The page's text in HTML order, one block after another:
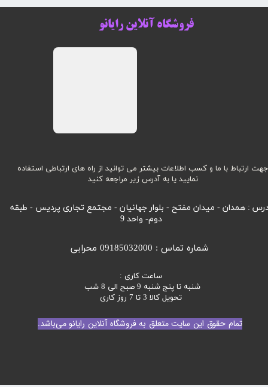
تمام حقوق این سایت متعلق به فروشگاه آنلاین رایانو می‌باشد.
جهت ارتباط با ما و کسب اطلاعات بیشتر می توانید از راه های ارتباطی استفاده
نمایید یا به آدرس زیر مراجعه کنید
: همدان - میدان مفتح - بلوار جهانیان - مجتمع تجاری پردیس - طبقه
دوم- واحد 9
ساعت کاری :
شنبه تا پنج شنبه 9 صبح الی 8 شب
تحویل کالا 3 تا 7 روز کاری
شماره تماس : 09185032000 محرابی
فروشگاه آنلاین رایانو